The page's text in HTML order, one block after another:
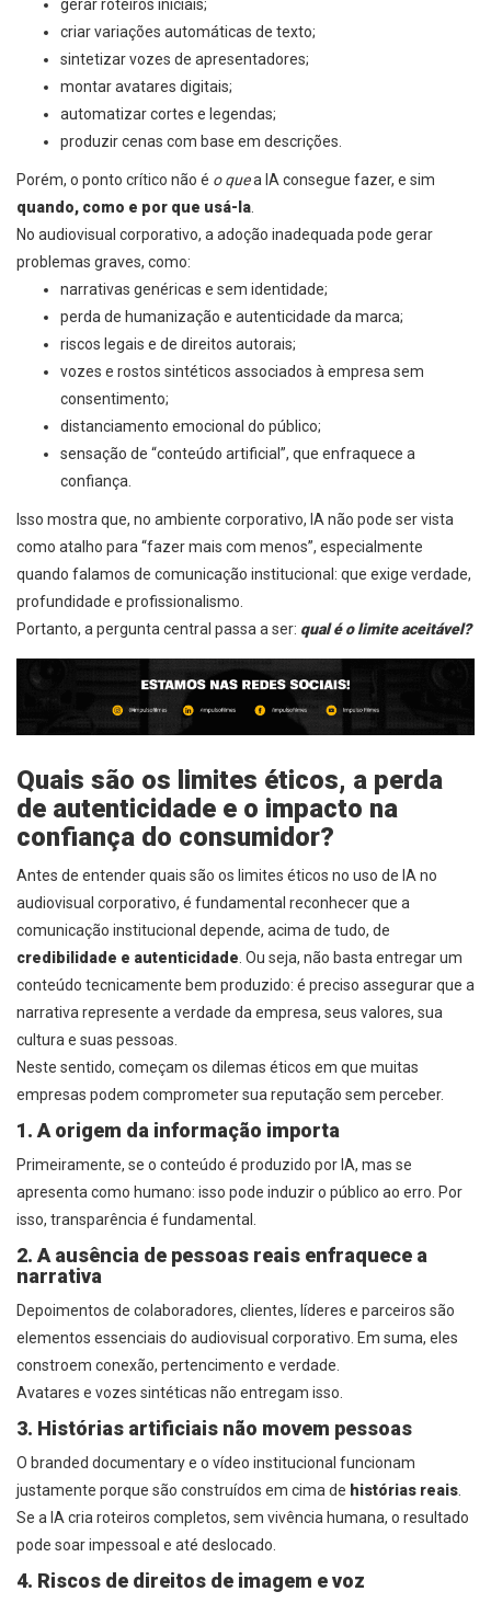
gerar roteiros iniciais;
criar variações automáticas de texto;
sintetizar vozes de apresentadores;
montar avatares digitais;
automatizar cortes e legendas;
produzir cenas com base em descrições.
Porém, o ponto crítico não é o quea IA consegue fazer, e sim
quando, como e por que usá-la.
No audiovisual corporativo, a adoção inadequada pode gerar
problemas graves, como:
narrativas genéricas e sem identidade;
perda de humanização e autenticidade da marca;
riscos legais e de direitos autorais;
vozes e rostos sintéticos associados à empresa sem
consentimento;
distanciamento emocional do público;
sensação de “conteúdo artificial”, que enfraquece a
confiança.
Isso mostra que, no ambiente corporativo, IA não pode ser vista
como atalho para “fazer mais com menos”, especialmente
quando falamos de comunicação institucional: que exige verdade,
profundidade e profissionalismo.
Portanto, a pergunta central passa a ser: qual é o limite aceitável?
Quais são os limites éticos, a perda
de autenticidade e o impacto na
confiança do consumidor?
Antes de entender quais são os limites éticos no uso de IA no
audiovisual corporativo, é fundamental reconhecer que a
comunicação institucional depende, acima de tudo, de
credibilidade e autenticidade . Ou seja, não basta entregar um
conteúdo tecnicamente bem produzido: é preciso assegurar que a
narrativa represente a verdade da empresa, seus valores, sua
cultura e suas pessoas.
Neste sentido, começam os dilemas éticos em que muitas
empresas podem comprometer sua reputação sem perceber.
1. A origem da informação importa
Primeiramente, se o conteúdo é produzido por IA, mas se
apresenta como humano: isso pode induzir o público ao erro. Por
isso, transparência é fundamental.
2. A ausência de pessoas reais enfraquece a
narrativa
Depoimentos de colaboradores, clientes, líderes e parceiros são
elementos essenciais do audiovisual corporativo. Em suma, eles
constroem conexão, pertencimento e verdade.
Avatares e vozes sintéticas não entregam isso.
3. Histórias artificiais não movem pessoas
O branded documentary e o vídeo institucional funcionam
justamente porque são construídos em cima de histórias reais
Se a IA cria roteiros completos, sem vivência humana, o resultado
pode soar impessoal e até deslocado.
4. Riscos de direitos de imagem e voz